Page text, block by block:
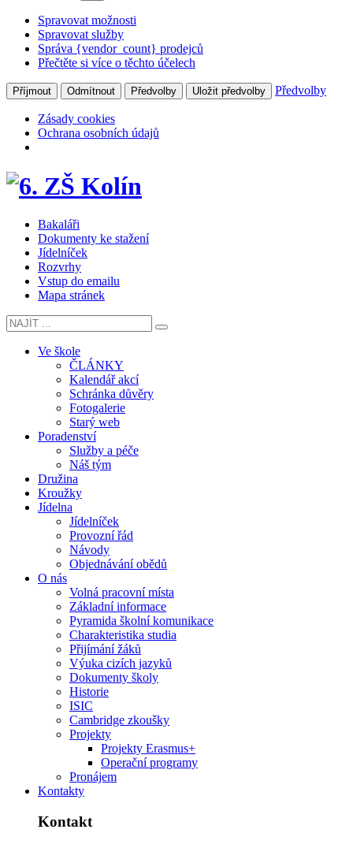
Spravovat možnosti
Spravovat služby
Správa {vendor_count} prodejců
Přečtěte si více o těchto účelech
Příjmout Odmítnout Předvolby Uložit předvolby Předvolby
Zásady cookies
Ochrana osobních údajů
Bakaláři
Dokumenty ke stažení
Jídelníček
Rozvrhy
Vstup do emailu
Mapa stránek
Ve škole
ČLÁNKY
Kalendář akcí
Schránka důvěry
Fotogalerie
Starý web
Poradenství
Služby a péče
Náš tým
Družina
Kroužky
Jídelna
Jídelníček
Provozní řád
Návody
Objednávání obědů
O nás
Volná pracovní místa
Základní informace
Pyramida školní komunikace
Charakteristika studia
Přijímání žáků
Výuka cizích jazyků
Dokumenty školy
Historie
ISIC
Cambridge zkoušky
Projekty
Projekty Erasmus+
Operační programy
Pronájem
Kontakty
Kontakt